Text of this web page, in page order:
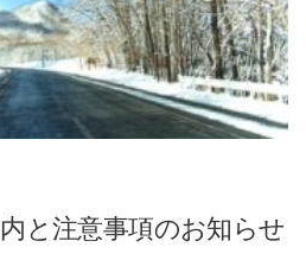
と注意事項のお知らせ